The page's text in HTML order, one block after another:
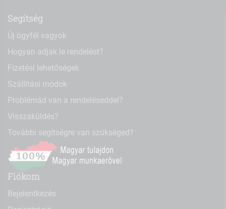
Segítség
Új ügyfél vagyok
Hogyan adjak le rendelést?
Fizetési lehetőségek
Szállítási módok
Problémád van a rendeléseddel?
Visszaküldés?
További segítségre van szükséged?
Fiókom
Bejelentkezés